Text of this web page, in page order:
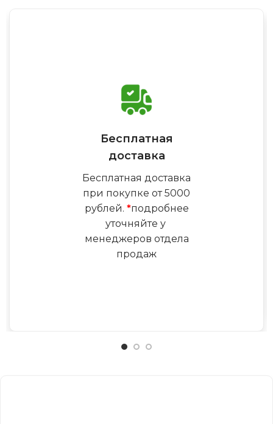
Бесплатная
доставка
Бесплатная доставка
при покупке от 5000
рублей. *подробнее
уточняйте у
менеджеров отдела
продаж